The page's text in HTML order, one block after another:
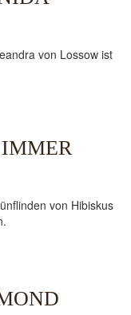
von Lossow ist
von Hibiskus